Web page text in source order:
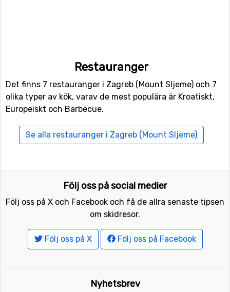
Restauranger
Det finns 7 restauranger i Zagreb (Mount Sljeme) och 7
olika typer av kök, varav de mest populära är Kroatiskt,
Europeiskt och Barbecue.
Se alla restauranger i Zagreb (Mount Sljeme)
Följ oss på social medier
Följ oss på X och Facebook och få de allra senaste tipsen
om skidresor.
Följ oss på X Följ oss på Facebook
Nyhetsbrev